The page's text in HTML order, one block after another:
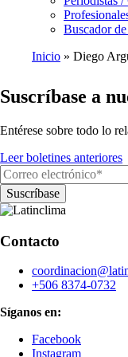
Buscador
de
Inicio Diego
Suscríbase a
Entérese sobre todo lo
Leer boletines anteriores
Contacto
+506 8374-0732
Síganos en:
Facebook
Instagram